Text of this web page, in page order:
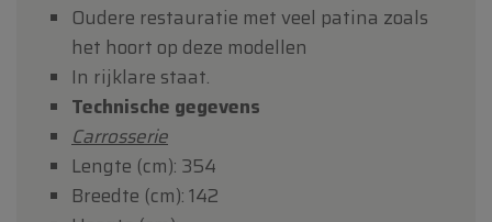
Oudere restauratie met veel patina zoals
het hoort op deze modellen
In rijklare staat.
Technische gegevens
Carrosserie
Lengte (cm): 354
Breedte (cm): 142